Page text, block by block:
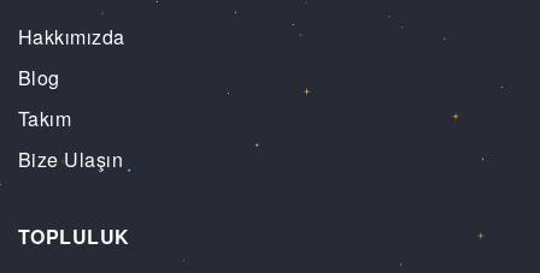
Hakkımızda
Blog
Takım
Bize Ulaşın
TOPLULUK